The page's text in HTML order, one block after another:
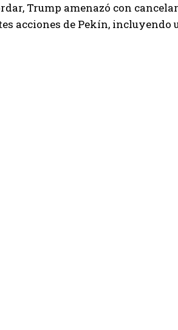
Trump amenazó con
acciones de Pekín,